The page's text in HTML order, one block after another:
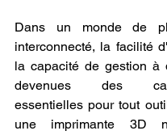
Dans un monde de
interconnecté, la facilité
la capacité de gestion à
devenues des
essentielles pour tout
une imprimante 3D